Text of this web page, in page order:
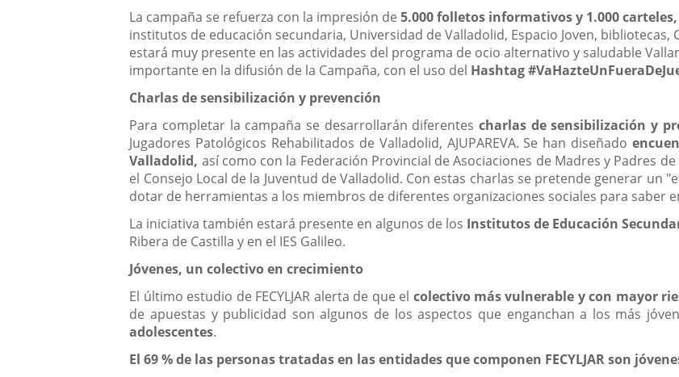
La campaña se refuerza con la impresión de 5.000 folletos informativos y 1.000 carteles,
institutos de educación secundaria, Universidad de Valladolid, Espacio Joven,
estará muy presente en las actividades del programa de ocio alternativo y saludable
importante en la difusión de la Campaña, con el uso del Hashtag
Charlas de sensibilización y prevención
Para completar la campaña se desarrollarán diferentes charlas de sensibilización y
Jugadores Patológicos Rehabilitados de Valladolid, AJUPAREVA. Se han diseñado
Valladolid, así como con la Federación Provincial de Asociaciones de Madres y Padres
el Consejo Local de la Juventud de Valladolid. Con estas charlas se pretende generar
dotar de herramientas a los miembros de diferentes organizaciones sociales para saber
La iniciativa también estará presente en algunos de los Institutos de Educación
Ribera de Castilla y en el IES Galileo.
Jóvenes, un colectivo en crecimiento
El último estudio de FECYLJAR alerta de que el colectivo más vulnerable y con mayor
de apuestas y publicidad son algunos de los aspectos que enganchan a los más
adolescentes.
El 69 % de las personas tratadas en las entidades que componen FECYLJAR son